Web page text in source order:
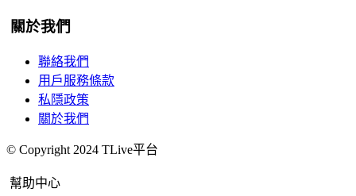
關於我們
聯絡我們
用戶服務條款
私隱政策
關於我們
© Copyright 2024 TLive平台
幫助中心